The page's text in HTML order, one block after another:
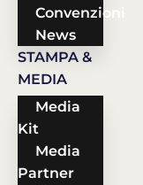
Convenzioni
News
STAMPA &
MEDIA
Media
Kit
Media
Partner